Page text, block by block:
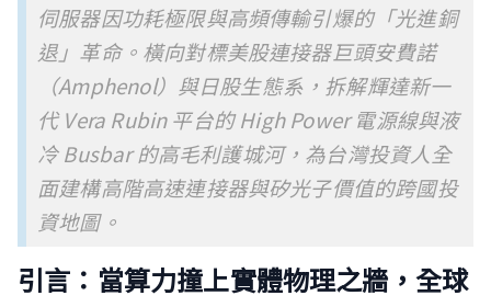
伺服器因功耗極限與高頻傳輸引爆的「光進銅
退」革命。橫向對標美股連接器巨頭安費諾
（Amphenol）與日股生態系，拆解輝達新一
代 Vera Rubin 平台的 High Power 電源線與液
冷 Busbar 的高毛利護城河，為台灣投資人全
面建構高階高速連接器與矽光子價值的跨國投
資地圖。
引言：當算力撞上實體物理之牆，全球